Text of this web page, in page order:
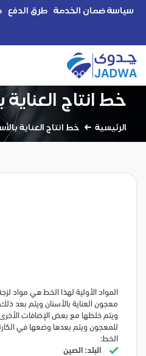
سياسة ضمان الخدمة طرق الدفع
خط انتاج العناية
الرئيسية خط انتاج العناية
المواد الأولية لهذا الخط هي مواد
معجون العناية بالأسنان ويتم بعد
ويتم خلطها مع بعض الإضافات الأخرى
للمعجون ويتم بعدها وضعها في
الخط:
البلد: الصين